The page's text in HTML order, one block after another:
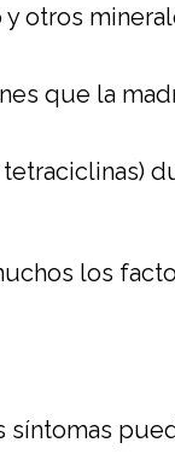
otros
que la
los
síntomas